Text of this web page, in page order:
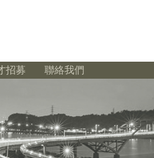
招募 聯絡我們